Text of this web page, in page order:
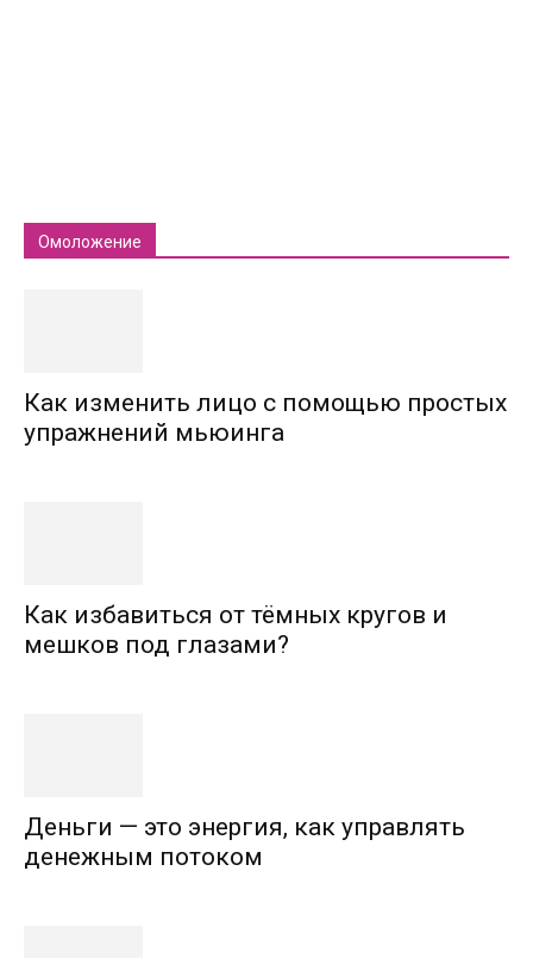
Омоложение
Как изменить лицо с помощью простых
упражнений мьюинга
Как избавиться от тёмных кругов и
мешков под глазами?
Деньги — это энергия, как управлять
денежным потоком